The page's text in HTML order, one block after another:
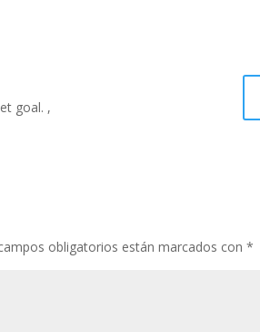
goal. ,
obligatorios están marcados con*